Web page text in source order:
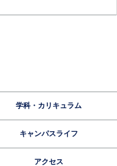
学科・カリキュラム
キャンパスライフ
アクセス